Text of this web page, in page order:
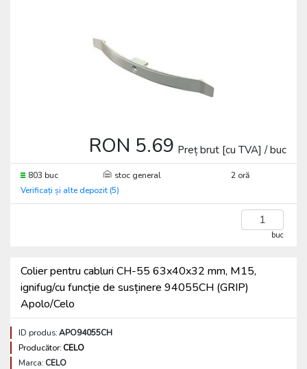
RON 5.69 Preț brut [cu TVA] / buc
803 buc stoc general
2 oră
Verificați și alte depozit (5)
buc
Colier pentru cabluri CH-55 63x40x32 mm, M15,
ignifug/cu funcție de susținere 94055CH (GRIP)
Apolo/Celo
ID produs:APO94055CH
Producător: CELO
Marca: CELO